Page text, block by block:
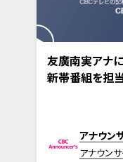
友廣南実アナ
新帯番組を担
アナウン
アナウン